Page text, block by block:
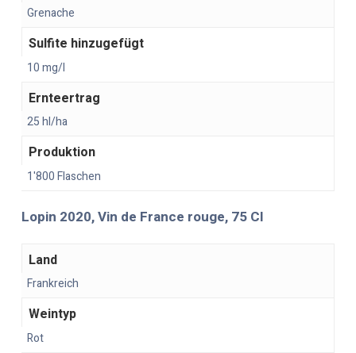
Grenache
Sulfite hinzugefügt
10 mg/l
Ernteertrag
25 hl/ha
Produktion
1'800 Flaschen
Lopin 2020, Vin de France rouge, 75 Cl
Land
Frankreich
Weintyp
Rot